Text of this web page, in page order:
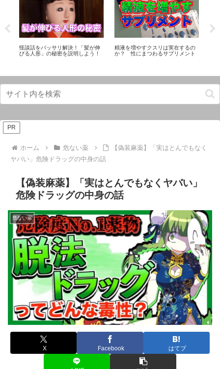
怪談話をバッサリ解決！「髪が伸
びる人形」の秘密を説明しよう！
精液を増やすクスリは実在するの
か？ 性にまつわるサプリメント
PR
ホーム 危ない薬
【偽装麻薬】「実はとんでもなく
ヤバい」危険ドラッグの中身の話
【偽装麻薬】「実はとんでもなくヤバい」
危険ドラッグの中身の話
危ない薬
X Facebook はてブ